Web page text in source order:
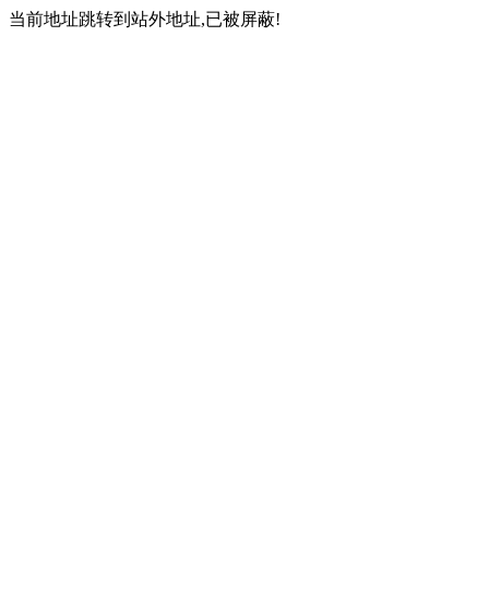
当前地址跳转到站外地址,已被屏蔽!